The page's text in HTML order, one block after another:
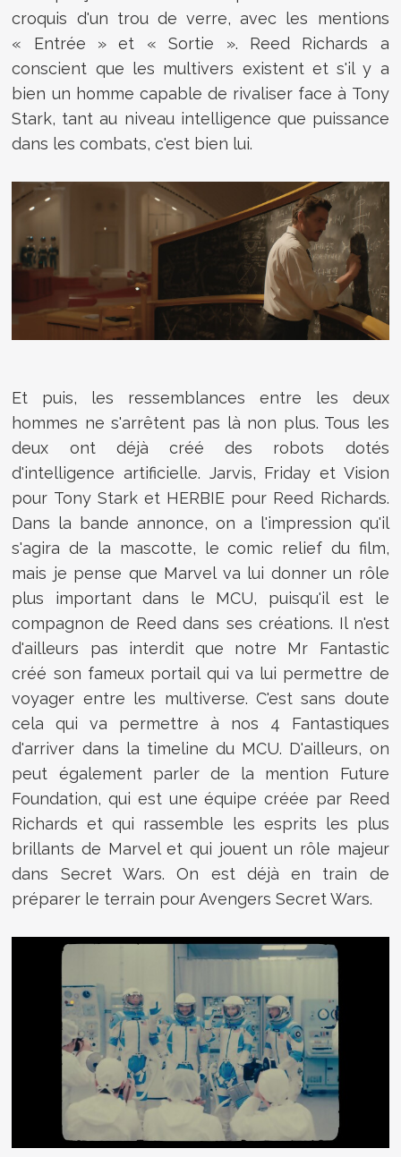
croquis d'un trou de verre, avec les mentions
« Entrée » et « Sortie ». Reed Richards a
conscient que les multivers existent et s'il y a
bien un homme capable de rivaliser face à Tony
Stark, tant au niveau intelligence que puissance
dans les combats, c'est bien lui.
Et puis, les ressemblances entre les deux
hommes ne s'arrêtent pas là non plus. Tous les
deux ont déjà créé des robots dotés
d'intelligence artificielle. Jarvis, Friday et Vision
pour Tony Stark et HERBIE pour Reed Richards.
Dans la bande annonce, on a l'impression qu'il
s'agira de la mascotte, le comic relief du film,
mais je pense que Marvel va lui donner un rôle
plus important dans le MCU, puisqu'il est le
compagnon de Reed dans ses créations. Il n'est
d'ailleurs pas interdit que notre Mr Fantastic
créé son fameux portail qui va lui permettre de
voyager entre les multiverse. C'est sans doute
cela qui va permettre à nos 4 Fantastiques
d'arriver dans la timeline du MCU. D'ailleurs, on
peut également parler de la mention Future
Foundation, qui est une équipe créée par Reed
Richards et qui rassemble les esprits les plus
brillants de Marvel et qui jouent un rôle majeur
dans Secret Wars. On est déjà en train de
préparer le terrain pour Avengers Secret Wars.